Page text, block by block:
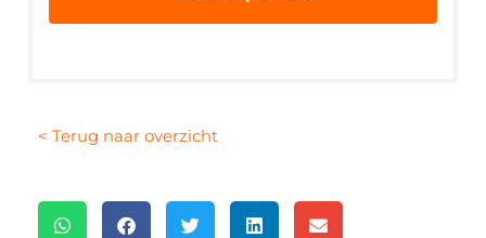
< Terug naar overzicht